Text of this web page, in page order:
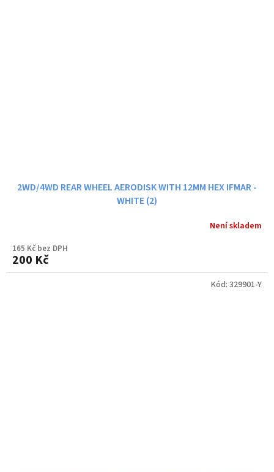
2WD/4WD REAR WHEEL AERODISK WITH 12MM HEX IFMAR -
WHITE (2)
Není skladem
165 Kč bez DPH
200 Kč
Kód: 329901-Y